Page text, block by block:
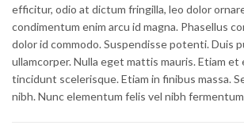
efficitur, odio at dictum fringilla, leo dolor
condimentum enim arcu id magna. Phasellus
dolor id commodo. Suspendisse potenti. Duis
ullamcorper. Nulla eget mattis mauris. Etiam
tincidunt scelerisque. Etiam in finibus massa.
nibh. Nunc elementum felis vel nibh